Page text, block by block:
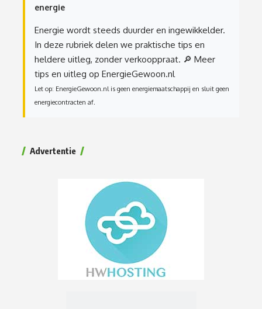
energie
Energie wordt steeds duurder en ingewikkelder.
In deze rubriek delen we praktische tips en
heldere uitleg, zonder verkooppraat. 🔎 Meer
tips en uitleg op EnergieGewoon.nl
Let op: EnergieGewoon.nl is geen energiemaatschappij en sluit geen
energiecontracten af.
Advertentie